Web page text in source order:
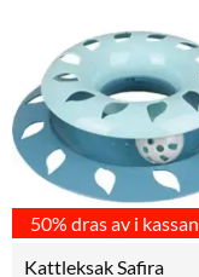
50% dras av i kassan
Kattleksak Safira